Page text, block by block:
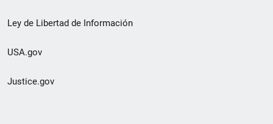
Ley de Libertad de Información
USA.gov
Justice.gov